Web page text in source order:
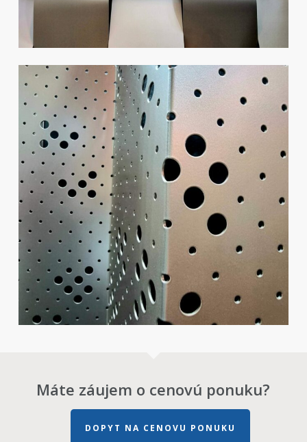
Máte záujem o cenovú ponuku?
DOPYT NA CENOVU PONUKU